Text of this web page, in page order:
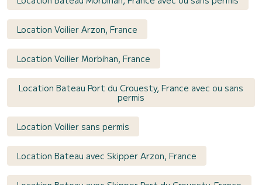
Location Voilier Arzon, France
Location Voilier Morbihan, France
Location Bateau Port du Crouesty, France avec ou sans
permis
Location Voilier sans permis
Location Bateau avec Skipper Arzon, France